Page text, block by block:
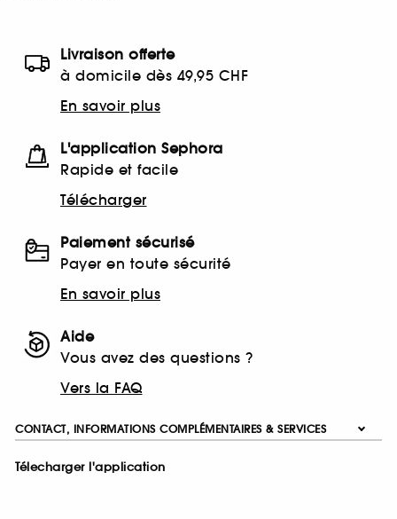
Livraison offerte
à domicile dès 49,95 CHF
En savoir plus
L'application Sephora
Rapide et facile
Télécharger
Paiement sécurisé
Payer en toute sécurité
En savoir plus
Aide
Vous avez des questions ?
Vers la FAQ
CONTACT, INFORMATIONS COMPLÉMENTAIRES & SERVICES
Télecharger l'application